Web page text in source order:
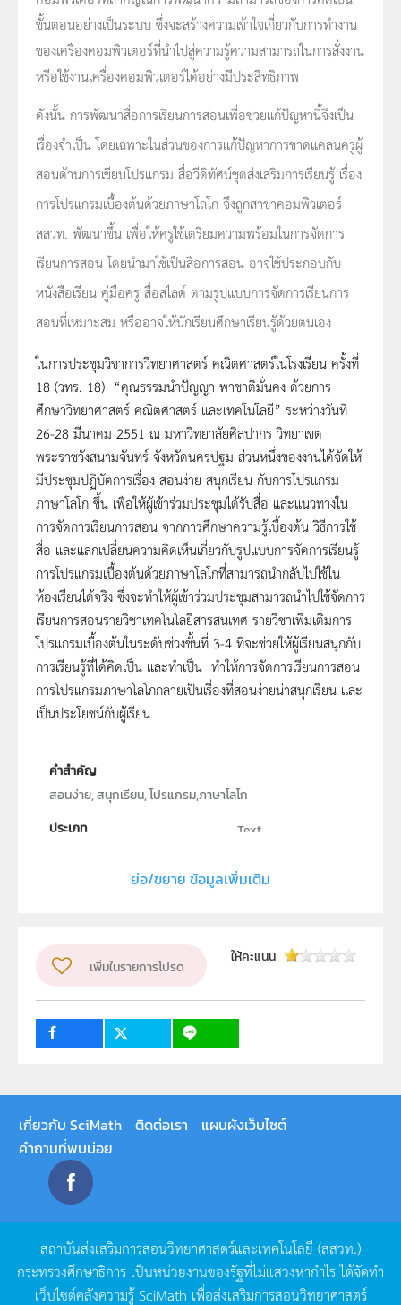
ขั้นตอนอย่างเป็นระบบ ซึ่งจะสร้างความเข้าใจเกี่ยวกับการทำงาน
ของเครื่องคอมพิวเตอร์ที่นำไปสู่ความรู้ความสามารถในการสั่งงาน
หรือใช้งานเครื่องคอมพิวเตอร์ได้อย่างมีประสิทธิภาพ
ดังนั้น การพัฒนาสื่อการเรียนการสอนเพื่อช่วยแก้ปัญหานี้จึงเป็น
เรื่องจำเป็น โดยเฉพาะในส่วนของการแก้ปัญหาการขาดแคลนครูผู้
สอนด้านการเขียนโปรแกรม สื่อวีดิทัศน์ชุดส่งเสริมการเรียนรู้ เรื่อง
การโปรแกรมเบื้องต้นด้วยภาษาโลโก จึงถูกสาขาคอมพิวเตอร์
สสวท. พัฒนาขึ้น เพื่อให้ครูใช้เตรียมความพร้อมในการจัดการ
เรียนการสอน โดยนำมาใช้เป็นสื่อการสอน อาจใช้ประกอบกับ
หนังสือเรียน คู่มือครู สื่อสไลด์ ตามรูปแบบการจัดการเรียนการ
สอนที่เหมาะสม หรืออาจให้นักเรียนศึกษาเรียนรู้ด้วยตนเอง
ในการประชุมวิชาการวิทยาศาสตร์ คณิตศาสตร์ในโรงเรียน ครั้งที่
18 (วทร. 18) “คุณธรรมนำปัญญา พาชาติมั่นคง ด้วยการ
ศึกษาวิทยาศาสตร์ คณิตศาสตร์ และเทคโนโลยี” ระหว่างวันที่
26-28 มีนาคม 2551 ณ มหาวิทยาลัยศิลปากร วิทยาเขต
พระราชวังสนามจันทร์ จังหวัดนครปฐม ส่วนหนึ่งของงานได้จัดให้
มีประชุมปฏิบัตการเรื่อง สอนง่าย สนุกเรียน กับการโปรแกรม
ภาษาโลโก ขึ้น เพื่อให้ผู้เข้าร่วมประชุมได้รับสื่อ และแนวทางใน
การจัดการเรียนการสอน จากการศึกษาความรู้เบื้องต้น วิธีการใช้
สื่อ และแลกเปลี่ยนความคิดเห็นเกี่ยวกับรูปแบบการจัดการเรียนรู้
การโปรแกรมเบื้องต้นด้วยภาษาโลโกที่สามารถนำกลับไปใช้ใน
ห้องเรียนได้จริง ซึ่งจะทำให้ผู้เข้าร่วมประชุมสามารถนำไปใช้จัดการ
เรียนการสอนรายวิชาเทคโนโลยีสารสนเทศ รายวิชาเพิ่มเติมการ
โปรแกรมเบื้องต้นในระดับช่วงชั้นที่ 3-4 ที่จะช่วยให้ผู้เรียนสนุกกับ
การเรียนรู้ที่ได้คิดเป็น และทำเป็น ทำให้การจัดการเรียนการสอน
การโปรแกรมภาษาโลโกกลายเป็นเรื่องที่สอนง่ายน่าสนุกเรียน และ
เป็นประโยชน์กับผู้เรียน
คำสำคัญ
สอนง่าย, สนุกเรียน, โปรแกรม,ภาษาโลโก
ประเภท
Text
สถาบันส่งเสริมการสอนวิทยาศาสตร์และเทคโนโลยี (สสวท.)
วิชา
เทคโนโลยี
กลุ่มเป้าหมาย
ย่อ/ขยาย ข้อมูลเพิ่มเติม
เพิ่มในรายการโปรด
ให้คะแนน
เกี่ยวกับ SciMath ติดต่อเรา
แผนผังเว็บไซต์
คำถามที่พบบ่อย
สถาบันส่งเสริมการสอนวิทยาศาสตร์และเทคโนโลยี (สสวท.)
กระทรวงศึกษาธิการ เป็นหน่วยงานของรัฐที่ไม่แสวงหากำไรได้จัดทำ
เว็บไซต์คลังความรู้SciMath เพื่อส่งเสริมการสอนวิทยาศาสตร์